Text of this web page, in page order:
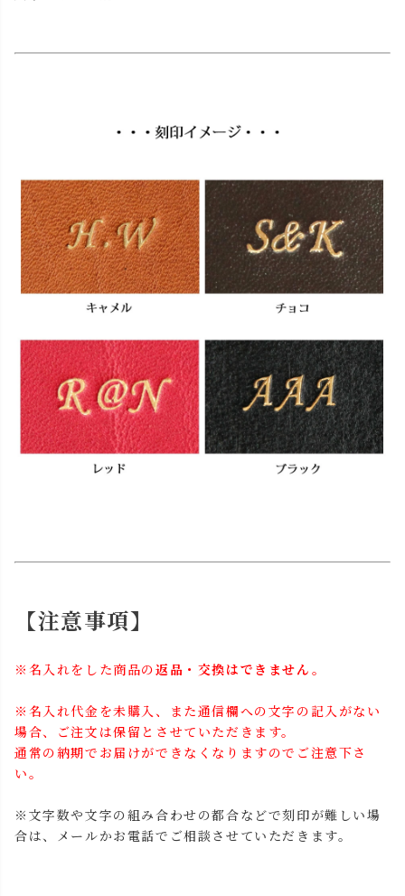
【注意事項】
※名入れをした商品の返品・交換はできません。
※名入れ代金を未購入、また通信欄への文字の記入がない
場合、ご注文は保留とさせていただきます。
通常の納期でお届けができなくなりますのでご注意下さ
い。
※文字数や文字の組み合わせの都合などで刻印が難しい場
合は、メールかお電話でご相談させていただきます。